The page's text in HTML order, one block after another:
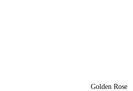
Golden Rose